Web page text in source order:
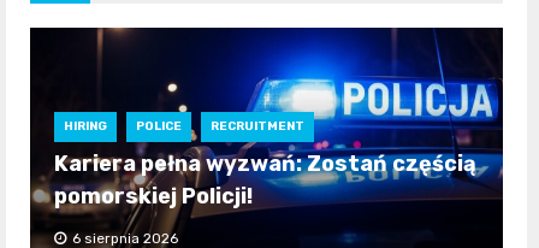
HIRING POLICE RECRUITMENT
Kariera pełna wyzwań: Zostań częścią
pomorskiej Policji!
6 sierpnia 2026